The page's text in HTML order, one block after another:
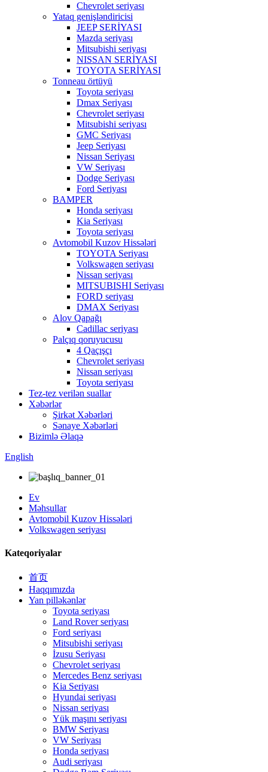
Chevrolet seriyası
Yataq genişləndiricisi
JEEP SERİYASI
Mazda seriyası
Mitsubishi seriyası
NISSAN SERİYASI
TOYOTA SERİYASI
Tonneau örtüyü
Toyota seriyası
Dmax Seriyası
Chevrolet seriyası
Mitsubishi seriyası
GMC Seriyası
Jeep Seriyası
Nissan Seriyası
VW Seriyası
Dodge Seriyası
Ford Seriyası
BAMPER
Honda seriyası
Kia Seriyası
Toyota seriyası
Avtomobil Kuzov Hissələri
TOYOTA Seriyası
Volkswagen seriyası
Nissan seriyası
MITSUBISHI Seriyası
FORD seriyası
DMAX Seriyası
Alov Qapağı
Cadillac seriyası
Palçıq qoruyucusu
4 Qaçışçı
Chevrolet seriyası
Nissan seriyası
Toyota seriyası
Tez-tez verilən suallar
Xəbərlər
Şirkət Xəbərləri
Sənaye Xəbərləri
Bizimlə Əlaqə
English
Ev
Məhsullar
Avtomobil Kuzov Hissələri
Volkswagen seriyası
Kateqoriyalar
首页
Haqqımızda
Yan pilləkənlər
Toyota seriyası
Land Rover seriyası
Ford seriyası
Mitsubishi seriyası
İzusu Seriyası
Chevrolet seriyası
Mercedes Benz seriyası
Kia Seriyası
Hyundai seriyası
Nissan seriyası
Yük maşını seriyası
BMW Seriyası
VW Seriyası
Honda seriyası
Audi seriyası